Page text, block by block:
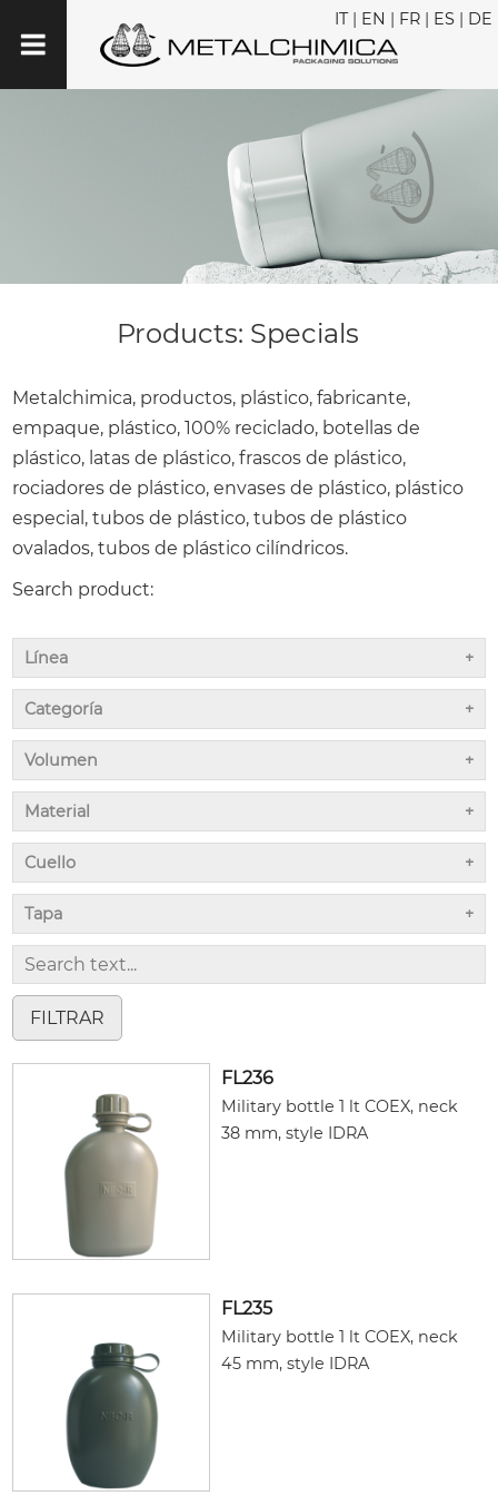
IT| EN | FR | ES | DE
Products: Specials
Metalchimica, productos, plástico, fabricante,
empaque, plástico, 100% reciclado, botellas de
plástico, latas de plástico, frascos de plástico,
rociadores de plástico, envases de plástico, plástico
especial, tubos de plástico, tubos de plástico
ovalados, tubos de plástico cilíndricos.
Search product:
Línea
Categoría
Volumen
Material
Cuello
Tapa
FL236
Military bottle 1 lt COEX, neck
38 mm, style IDRA
FL235
Military bottle 1 lt COEX, neck
45 mm, style IDRA